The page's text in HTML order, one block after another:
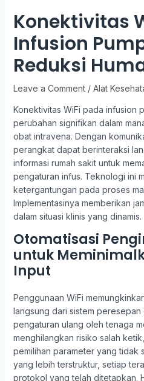
Konektivitas
Infusion
Reduksi
Leave a Comment / Alat
Konektivitas WiFi pada infusion
perubahan signifikan dalam
obat intravena. Dengan
perangkat dapat berinteraksi
informasi rumah sakit untuk
pengaturan infus. Teknologi ini
ketergantungan pada proses
Implementasinya memberikan
dalam situasi klinis yang dinamis.
Otomatisasi
untuk
Input
Penggunaan WiFi
langsung dari sistem
pengaturan ulang oleh tenaga
menghilangkan risiko salah
pemilihan parameter yang tidak
yang lebih terstruktur, setiap
protokol yang telah ditetapkan.